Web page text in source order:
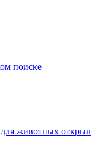
поиске
для животных открыл